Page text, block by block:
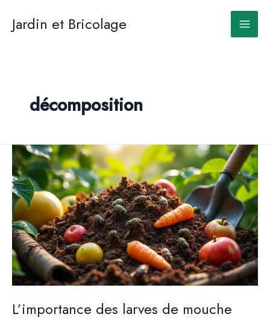
contenu
Jardin et Bricolage
décomposition
L’importance des larves de mouche